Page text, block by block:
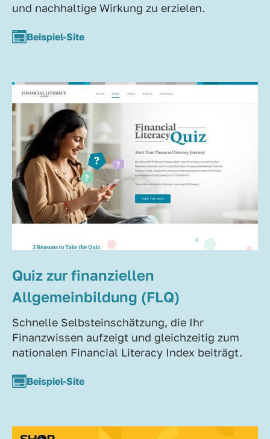
und nachhaltige Wirkung zu erzielen.
Beispiel-Site
Quiz zur finanziellen
Allgemeinbildung (FLQ)
Schnelle Selbsteinschätzung, die Ihr
Finanzwissen aufzeigt und gleichzeitig zum
nationalen Financial Literacy Index beiträgt.
Beispiel-Site